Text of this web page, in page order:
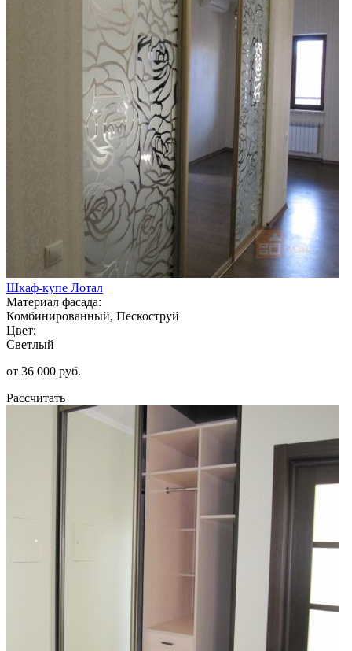
Шкаф-купе Лотал
Материал фасада:
Комбинированный, Пескоструй
Цвет:
Светлый
от 36 000 руб.
Рассчитать